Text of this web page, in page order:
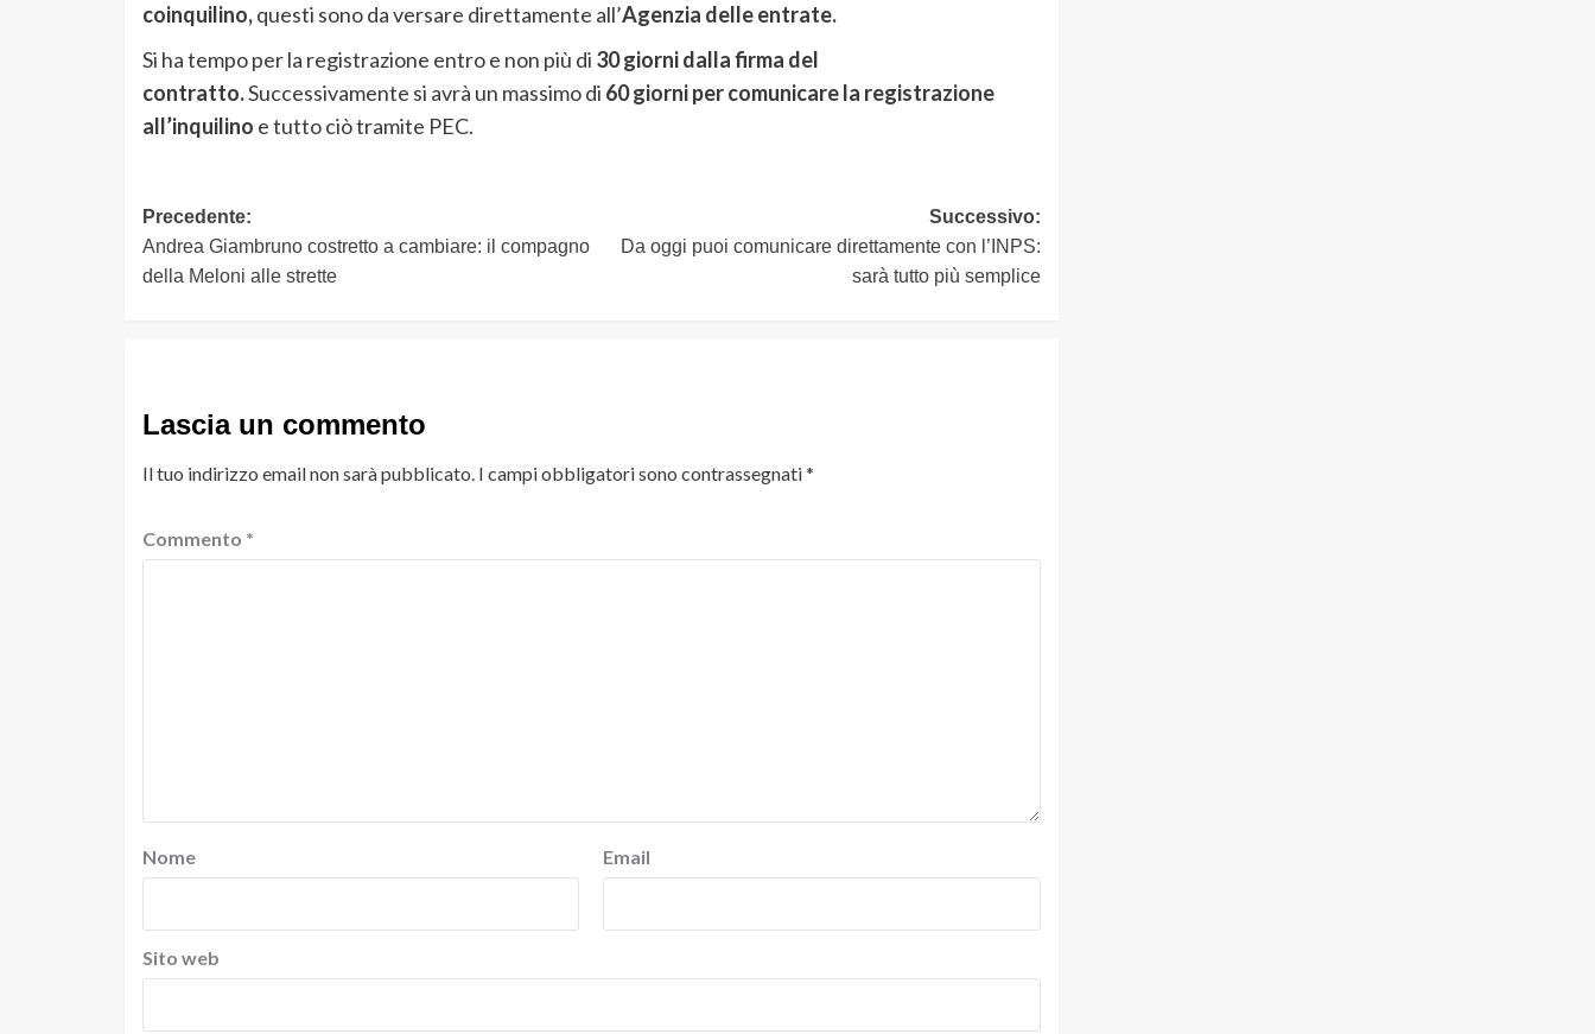
coinquilino,questi sono da versare direttamente all’Agenzia delle entrate.
Si ha tempo per la registrazione entro e non più di 30 giorni dalla firma del
contratto.Successivamente si avrà un massimo di 60 giorni per comunicare la registrazione
all’inquilino e tutto ciò tramite PEC.
Navigazione
articolo
Precedente:
Andrea Giambruno costretto a cambiare: il compagno
della Meloni alle strette
Successivo:
Da oggi puoi comunicare direttamente con l’INPS:
sarà tutto più semplice
Lascia un commento
Il tuo indirizzo email non sarà pubblicato. I campi obbligatori sono contrassegnati*
Commento *
Nome Email
Sito web